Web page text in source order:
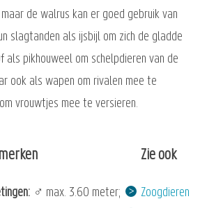
de walrus kan er goed gebruik van
slagtanden als ijsbijl om zich de gladde
als pikhouweel om schelpdieren van de
ook als wapen om rivalen mee te
vrouwtjes mee te versieren.
♂ max. 3.60 meter;
Zie ook
Zoogdieren